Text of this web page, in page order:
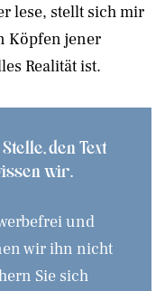
lese, stellt sich mir
Köpfen jener
Realität ist.
den Text
wir.
und
wir ihn nicht
Sie sich